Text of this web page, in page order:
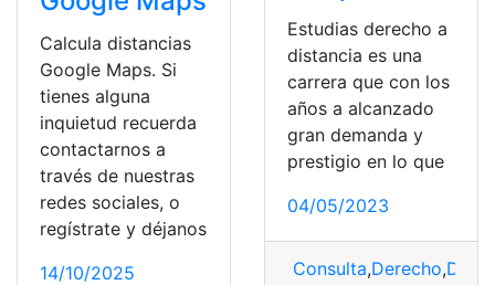
Calcula distancias
Google Maps. Si
tienes alguna
inquietud recuerda
contactarnos a
través de nuestras
redes sociales, o
regístrate y déjanos
14/10/2025
Estudias derecho a
distancia es una
carrera que con los
años a alcanzado
gran demanda y
prestigio en lo que
04/05/2023
Consulta,Derecho,